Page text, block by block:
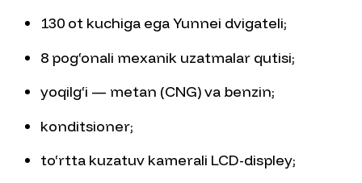
130 ot kuchiga ega Yunnei dvigateli;
8 pog‘onali mexanik uzatmalar qutisi;
yoqilg‘i — metan (CNG) va benzin;
konditsioner;
to‘rtta kuzatuv kamerali LCD-displey;